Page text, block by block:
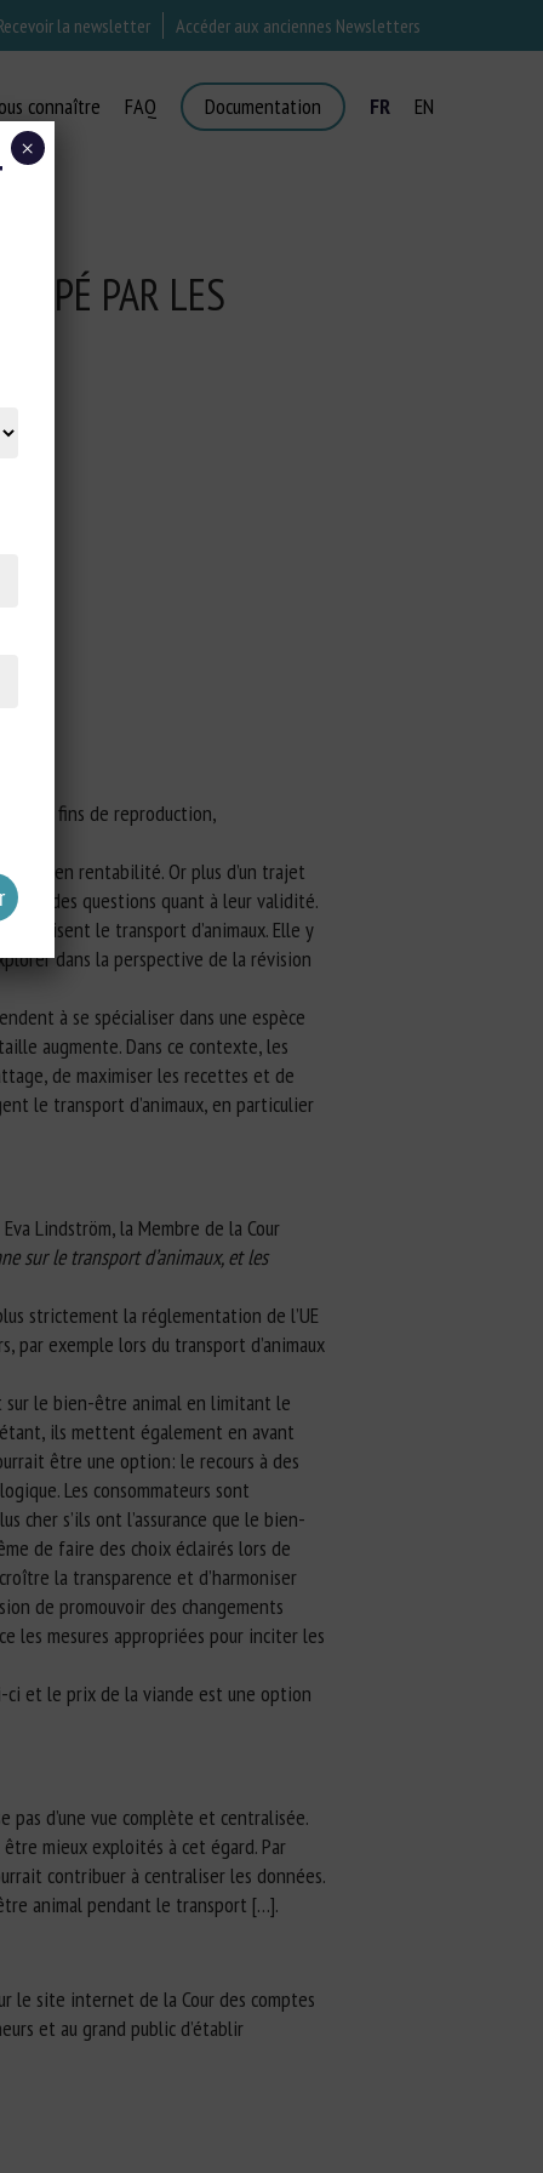
la newsletter Accéder aux anciennes Newsletters
connaître FAQ Documentation FR EN
PAR LES
à des fins de reproduction,
en rentabilité. Or plus d’un trajet
des questions quant à leur validité.
le transport d’animaux. Elle y
dans la perspective de la révision
à se spécialiser dans une espèce
augmente. Dans ce contexte, les
de maximiser les recettes et de
le transport d’animaux, en particulier
Lindström, la Membre de la Cour
sur le transport d’animaux, et les
strictement la réglementation de l’UE
par exemple lors du transport d’animaux
sur le bien-être animal en limitant le
ils mettent également en avant
être une option: le recours à des
Les consommateurs sont
cher s’ils ont l’assurance que le bien-
de faire des choix éclairés lors de
la transparence et d’harmoniser
de promouvoir des changements
les mesures appropriées pour inciter les
ci et le prix de la viande est une option
pas d’une vue complète et centralisée.
mieux exploités à cet égard. Par
contribuer à centraliser les données.
animal pendant le transport […].
le site internet de la Cour des comptes
et au grand public d’établir
×